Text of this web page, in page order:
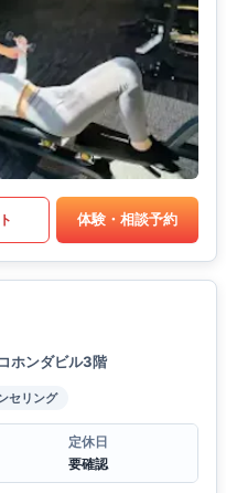
体験・相談予約
ホンダビル3階
セリング
定休日
要確認